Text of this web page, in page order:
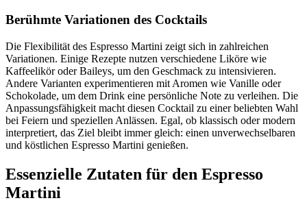
Berühmte Variationen des Cocktails
Die Flexibilität des Espresso Martini zeigt sich in zahlreichen
Variationen. Einige Rezepte nutzen verschiedene Liköre wie
Kaffeelikör oder Baileys, um den Geschmack zu intensivieren.
Andere Varianten experimentieren mit Aromen wie Vanille oder
Schokolade, um dem Drink eine persönliche Note zu verleihen. Die
Anpassungsfähigkeit macht diesen Cocktail zu einer beliebten Wahl
bei Feiern und speziellen Anlässen. Egal, ob klassisch oder modern
interpretiert, das Ziel bleibt immer gleich: einen unverwechselbaren
und köstlichen Espresso Martini genießen.
Essenzielle Zutaten für den Espresso
Martini